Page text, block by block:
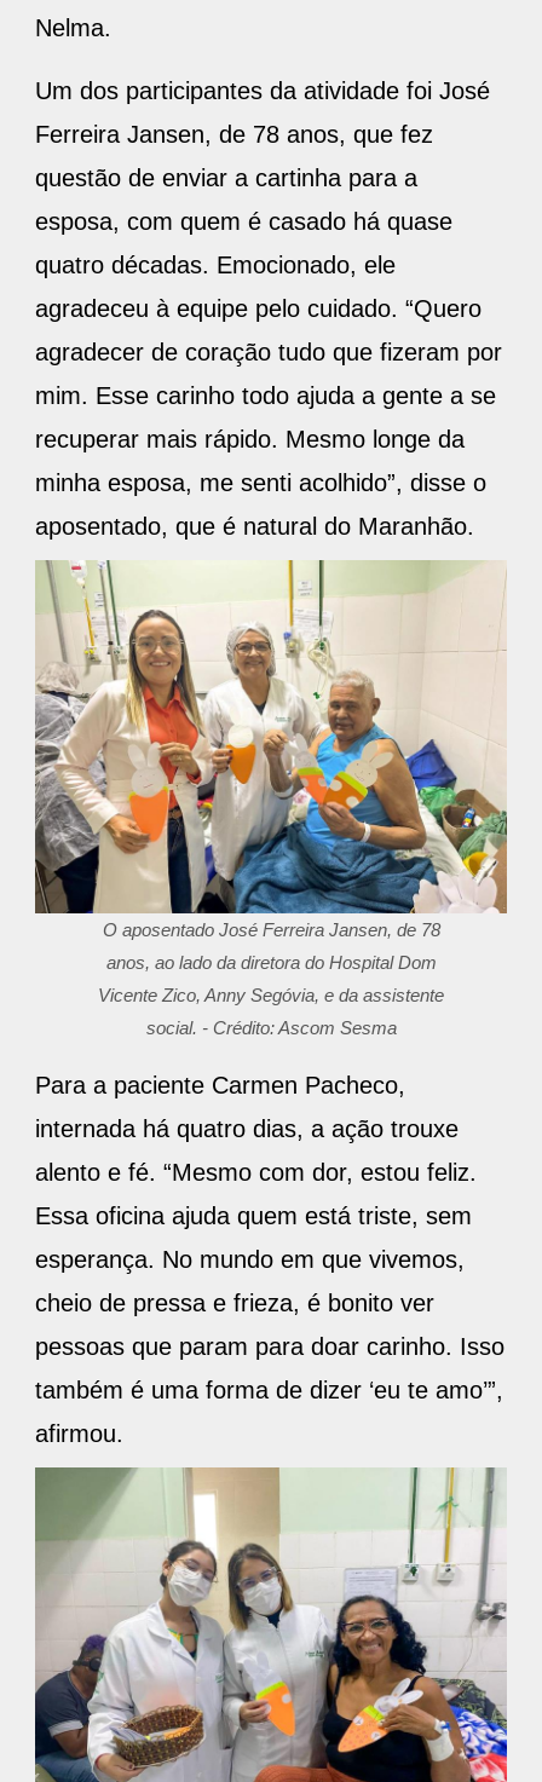
Nelma.
Um dos participantes da atividade foi José
Ferreira Jansen, de 78 anos, que fez
questão de enviar a cartinha para a
esposa, com quem é casado há quase
quatro décadas. Emocionado, ele
agradeceu à equipe pelo cuidado. “Quero
agradecer de coração tudo que fizeram por
mim. Esse carinho todo ajuda a gente a se
recuperar mais rápido. Mesmo longe da
minha esposa, me senti acolhido”, disse o
aposentado, que é natural do Maranhão.
O aposentado José Ferreira Jansen, de 78
anos, ao lado da diretora do Hospital Dom
Vicente Zico, Anny Segóvia, e da assistente
social. - Crédito: Ascom Sesma
Para a paciente Carmen Pacheco,
internada há quatro dias, a ação trouxe
alento e fé. “Mesmo com dor, estou feliz.
Essa oficina ajuda quem está triste, sem
esperança. No mundo em que vivemos,
cheio de pressa e frieza, é bonito ver
pessoas que param para doar carinho. Isso
também é uma forma de dizer ‘eu te amo’”,
afirmou.